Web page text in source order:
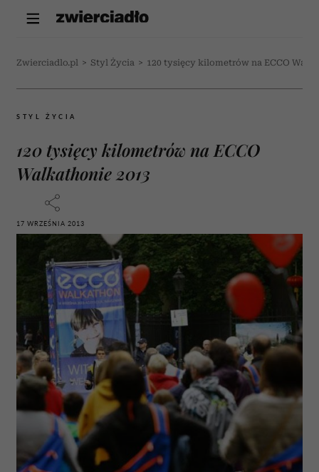
Zwierciadlo.pl > Styl Życia > 120 tysięcy kilometrów na ECCO
STYL ŻYCIA
120 tysięcy kilometrów na ECCO
Walkathonie 2013
17 WRZEŚNIA 2013